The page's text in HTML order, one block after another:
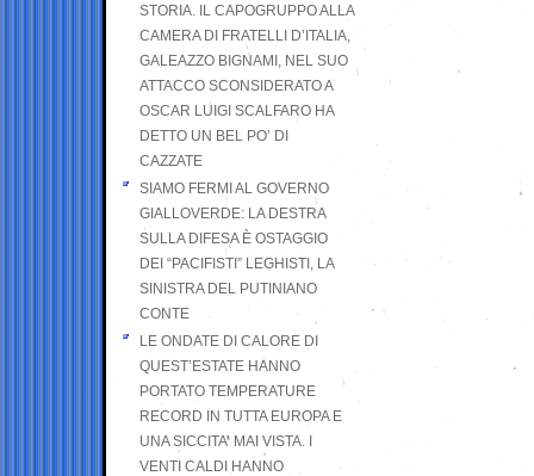
STORIA. IL CAPOGRUPPO ALLA
CAMERA DI FRATELLI D’ITALIA,
GALEAZZO BIGNAMI, NEL SUO
ATTACCO SCONSIDERATO A
OSCAR LUIGI SCALFARO HA
DETTO UN BEL PO’ DI
CAZZATE
SIAMO FERMI AL GOVERNO
GIALLOVERDE: LA DESTRA
SULLA DIFESA È OSTAGGIO
DEI “PACIFISTI” LEGHISTI, LA
SINISTRA DEL PUTINIANO
CONTE
LE ONDATE DI CALORE DI
QUEST’ESTATE HANNO
PORTATO TEMPERATURE
RECORD IN TUTTA EUROPA E
UNA SICCITA’ MAI VISTA. I
VENTI CALDI HANNO